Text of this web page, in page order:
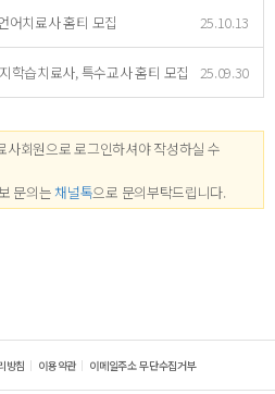
어치료사 홈티 모집 25.10.13
학습치료사, 특수교사 홈티 모집 25.09.30
사회원으로 로그인하셔야 작성하실 수
문의는 채널톡으로 문의부탁드립니다.
방침 이용약관 이메일주소 무단수집거부